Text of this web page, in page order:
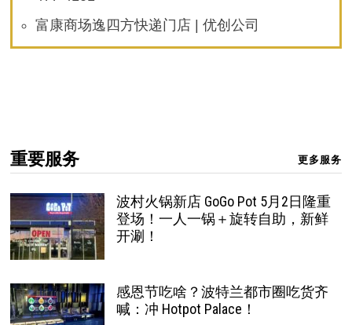
富康商场逸四方快递门店 | 优创公司
重要服务 更多服务
波村火锅新店 GoGo Pot 5月2日隆重
登场！一人一锅＋旋转自助，新鲜
开涮！
感恩节吃啥？波特兰都市圈吃货齐
喊：冲 Hotpot Palace！